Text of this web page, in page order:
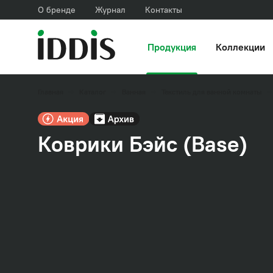
О бренде Журнал Контакты
Продукция Коллекции
Коврики Бэйс (Base)